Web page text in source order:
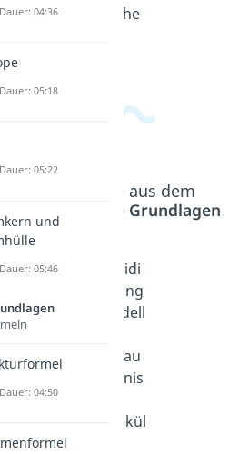
über chemische
Beliebte Inhalte aus dem
Chemische Grundlagen
Hybridi
Dauer:
Hybridi
sierung
smodell
Aufbau
organis
Molekül
04:36
05:18
05:22
und
05:46
04:50